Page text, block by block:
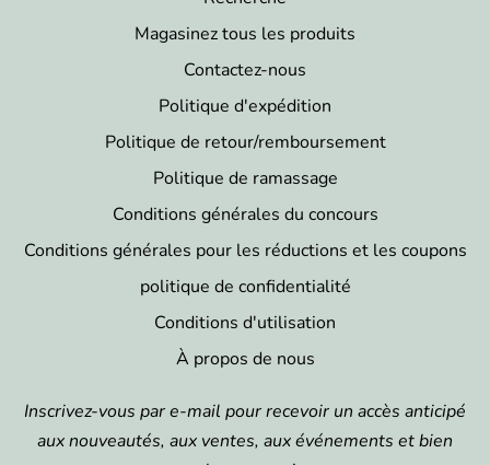
Magasinez tous les produits
Contactez-nous
Politique d'expédition
Politique de retour/remboursement
Politique de ramassage
Conditions générales du concours
Conditions générales pour les réductions et les coupons
politique de confidentialité
Conditions d'utilisation
À propos de nous
Inscrivez-vous par e-mail pour recevoir un accès anticipé
aux nouveautés, aux ventes, aux événements et bien